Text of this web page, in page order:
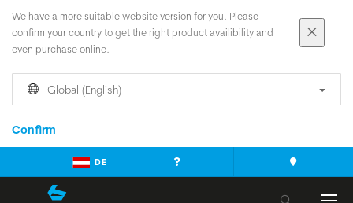
We have a more suitable website version for you. Please
confirm your country to get the right product availibility and
even purchase online.
Global (English)
Confirm
DE